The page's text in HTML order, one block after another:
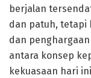
berjalan
dan patuh, tetapi
dan
antara konsep
kekuasaan hari